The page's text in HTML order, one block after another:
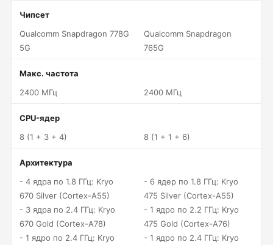
Чипсет
Qualcomm Snapdragon 778G
5G
Qualcomm Snapdragon
765G
Макс. частота
2400 МГц
2400 МГц
CPU-ядер
8 (1 + 3 + 4)
8 (1 + 1 + 6)
Архитектура
- 4 ядра по 1.8 ГГц: Kryo
670 Silver (Cortex-A55)
- 3 ядра по 2.4 ГГц: Kryo
670 Gold (Cortex-A78)
- 1 ядро по 2.4 ГГц: Kryo
- 6 ядер по 1.8 ГГц: Kryo
475 Silver (Cortex-A55)
- 1 ядро по 2.2 ГГц: Kryo
475 Gold (Cortex-A76)
- 1 ядро по 2.4 ГГц: Kryo